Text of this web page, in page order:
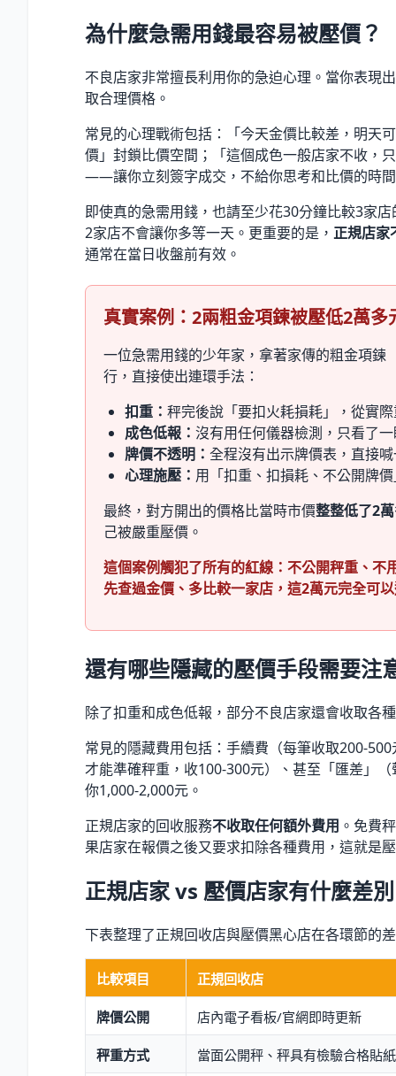
為什麼急需用錢最容易被壓價？
不良店家非常擅長利用你的急迫心理。當你表現
取合理價格。
常見的心理戰術包括：「今天金價比較差，明天
價」封鎖比價空間；「這個成色一般店家不收，
——讓你立刻簽字成交，不給你思考和比價的時
即使真的急需用錢，也請至少花30分鐘比較3家
2家店不會讓你多等一天。更重要的是， 正規店家
通常在當日收盤前有效。
真實案例：2兩粗金項鍊被壓低2萬多
一位急需用錢的少年家，拿著家傳的粗金項
行，直接使出連環手法：
扣重： 秤完後說「要扣火耗損耗」，從實
成色低報： 沒有用任何儀器檢測，只看了
牌價不透明： 全程沒有出示牌價表，直接
心理施壓： 用「扣重、扣損耗、不公開牌
最終，對方開出的價格比當時市價整整低了2
己被嚴重壓價。
這個案例觸犯了所有的紅線：不公開秤重、
先查過金價、多比較一家店，這2萬元完全可
還有哪些隱藏的壓價手段需要注
除了扣重和成色低報，部分不良店家還會收取各
常見的隱藏費用包括：手續費（每筆收取200-
才能準確秤重，收100-300元）、甚至「匯差」
你1,000-2,000元。
正規店家的回收服務不收取任何額外費用 。免費
果店家在報價之後又要求扣除各種費用，這就是
正規店家 vs 壓價店家有什麼差
下表整理了正規回收店與壓價黑心店在各環節的
比較項目 正規回收店
牌價公開 店內電子看板/官網即時更新
秤重方式 當面公開秤、秤具有檢驗合格貼紙